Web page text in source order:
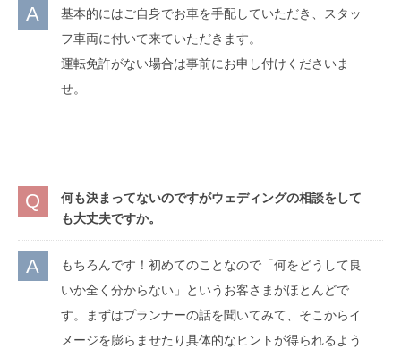
基本的にはご自身でお車を手配していただき、スタッ
フ車両に付いて来ていただきます。
運転免許がない場合は事前にお申し付けくださいま
せ。
何も決まってないのですがウェディングの相談をして
も大丈夫ですか。
もちろんです！初めてのことなので「何をどうして良
いか全く分からない」というお客さまがほとんどで
す。まずはプランナーの話を聞いてみて、そこからイ
メージを膨らませたり具体的なヒントが得られるよう